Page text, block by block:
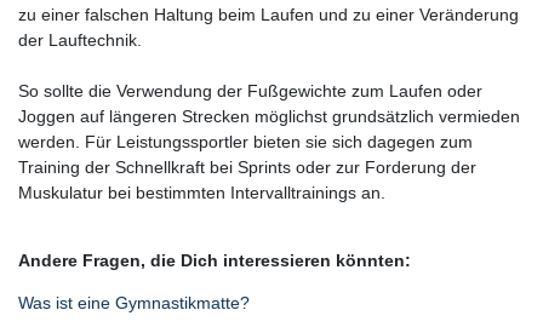
zu einer falschen Haltung beim Laufen und zu einer Veränderung
der Lauftechnik.
So sollte die Verwendung der Fußgewichte zum Laufen oder
Joggen auf längeren Strecken möglichst grundsätzlich vermieden
werden. Für Leistungssportler bieten sie sich dagegen zum
Training der Schnellkraft bei Sprints oder zur Forderung der
Muskulatur bei bestimmten Intervalltrainings an.
Andere Fragen, die Dich interessieren könnten:
Was ist eine Gymnastikmatte?